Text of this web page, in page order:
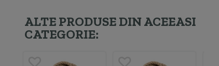
ALTE PRODUSE DIN ACEEASI
CATEGORIE: